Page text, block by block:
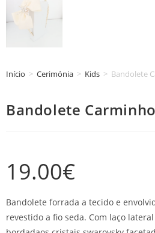
Início > Cerimónia > Kids > Bandolete
Bandolete Carminho
19.00€
Bandolete forrada a tecido e
revestido a fio seda. Com laço